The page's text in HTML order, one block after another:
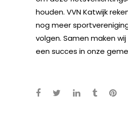
houden. VVN Katwijk
nog meer
volgen. Samen maken
een succes in onze